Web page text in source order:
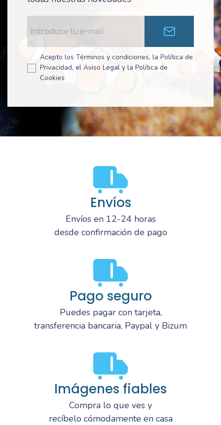
Acepto los Términos y condiciones, la Política de
Privacidad, el Aviso Legal y la Política de
Cookies
Envíos
Envíos en 12-24 horas
desde confirmación de pago
Pago seguro
Puedes pagar con tarjeta,
transferencia bancaria, Paypal y Bizum
Imágenes fiables
Compra lo que ves y
recíbelo cómodamente en casa